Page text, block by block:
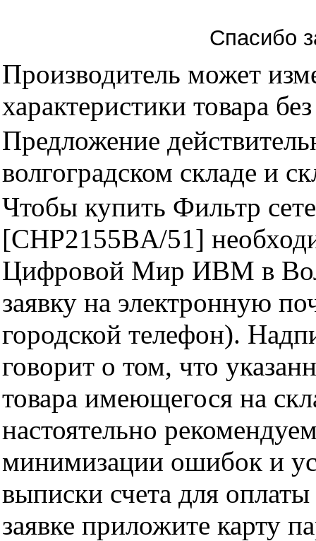
Спасибо
Производитель может
характеристики товара
Предложение
волгоградском складе и
Чтобы купить Фильтр
[CHP2155BA/51]
Цифровой Мир ИВМ в
заявку на электронную
городской телефон).
говорит о том, что
товара имеющегося на
настоятельно
минимизации ошибок и
выписки счета для
заявке приложите карту